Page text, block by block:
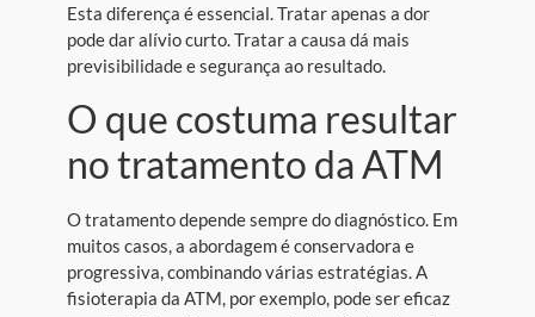
Esta diferença é essencial. Tratar apenas a dor
pode dar alívio curto. Tratar a causa dá mais
previsibilidade e segurança ao resultado.
O que costuma resultar
no tratamento da ATM
O tratamento depende sempre do diagnóstico. Em
muitos casos, a abordagem é conservadora e
progressiva, combinando várias estratégias. A
fisioterapia da ATM, por exemplo, pode ser eficaz